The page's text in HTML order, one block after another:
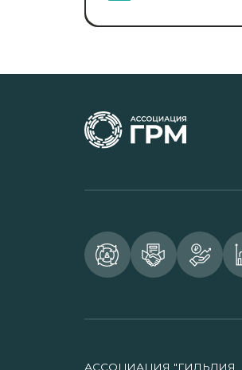
АССОЦИАЦИЯ "ГИЛЬДИЯ